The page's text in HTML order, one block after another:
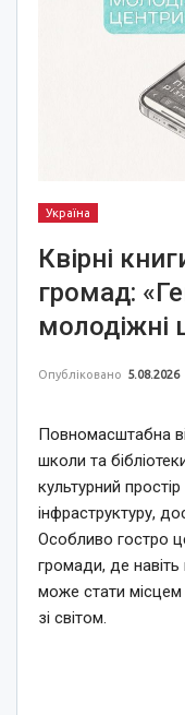
Україна
Квірні
громад:
молодіжні
Опубліковано 5.08.2026
Повномасштабна
школи та
культурний
інфраструктуру,
Особливо гостро
громади, де
може стати місцем
зі світом.